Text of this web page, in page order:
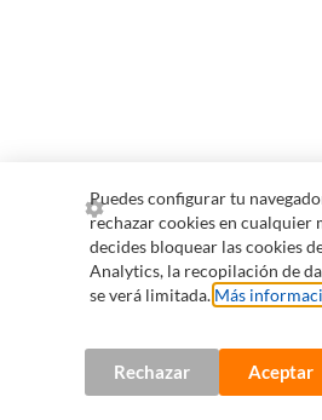
Puedes configurar tu
rechazar cookies en cualquier
decides bloquear las cookies
Analytics, la recopilación de
se verá limitada. Más
Rechazar Aceptar